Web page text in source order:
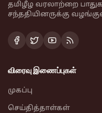
தமிழீழ வரலாற்றை
சந்ததியினருக்கு
விரைவு இணைப்புகள்
முகப்பு
செய்தித்தாள்கள்